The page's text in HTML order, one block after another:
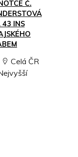
Č.
43 INS
Celá ČR